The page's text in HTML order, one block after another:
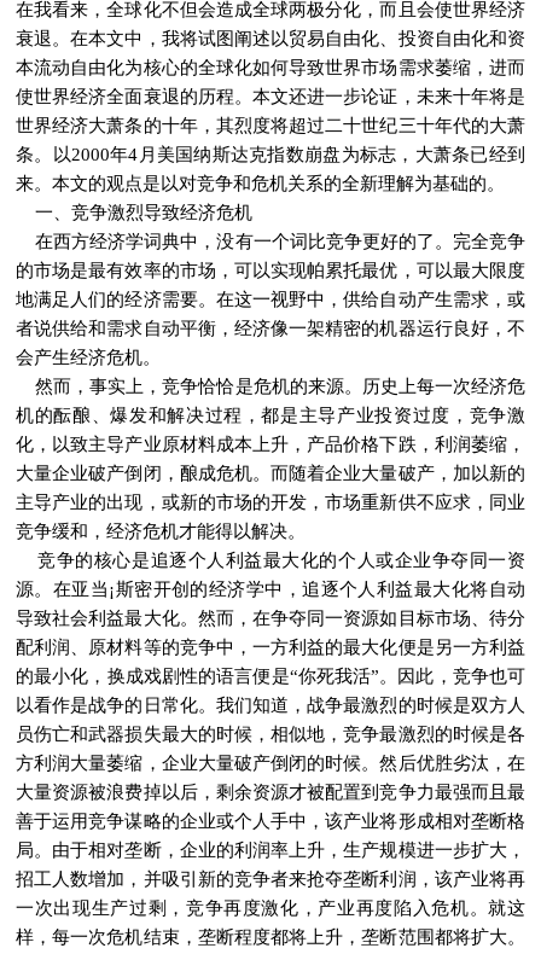
在我看来，全球化不但会造成全球两极分化，而且会使世界经济
衰退。在本文中，我将试图阐述以贸易自由化、投资自由化和资
本流动自由化为核心的全球化如何导致世界市场需求萎缩，进而
使世界经济全面衰退的历程。本文还进一步论证，未来十年将是
世界经济大萧条的十年，其烈度将超过二十世纪三十年代的大萧
条。以2000年4月美国纳斯达克指数崩盘为标志，大萧条已经到
来。本文的观点是以对竞争和危机关系的全新理解为基础的。
一、竞争激烈导致经济危机
在西方经济学词典中，没有一个词比竞争更好的了。完全竞争
的市场是最有效率的市场，可以实现帕累托最优，可以最大限度
地满足人们的经济需要。在这一视野中，供给自动产生需求，或
者说供给和需求自动平衡，经济像一架精密的机器运行良好，不
会产生经济危机。
然而，事实上，竞争恰恰是危机的来源。历史上每一次经济危
机的酝酿、爆发和解决过程，都是主导产业投资过度，竞争激
化，以致主导产业原材料成本上升，产品价格下跌，利润萎缩，
大量企业破产倒闭，酿成危机。而随着企业大量破产，加以新的
主导产业的出现，或新的市场的开发，市场重新供不应求，同业
竞争缓和，经济危机才能得以解决。
竞争的核心是追逐个人利益最大化的个人或企业争夺同一资
源。在亚当¡斯密开创的经济学中，追逐个人利益最大化将自动
导致社会利益最大化。然而，在争夺同一资源如目标市场、待分
配利润、原材料等的竞争中，一方利益的最大化便是另一方利益
的最小化，换成戏剧性的语言便是“你死我活”。因此，竞争也可
以看作是战争的日常化。我们知道，战争最激烈的时候是双方人
员伤亡和武器损失最大的时候，相似地，竞争最激烈的时候是各
方利润大量萎缩，企业大量破产倒闭的时候。然后优胜劣汰，在
大量资源被浪费掉以后，剩余资源才被配置到竞争力最强而且最
善于运用竞争谋略的企业或个人手中，该产业将形成相对垄断格
局。由于相对垄断，企业的利润率上升，生产规模进一步扩大，
招工人数增加，并吸引新的竞争者来抢夺垄断利润，该产业将再
一次出现生产过剩，竞争再度激化，产业再度陷入危机。就这
样，每一次危机结束，垄断程度都将上升，垄断范围都将扩大。